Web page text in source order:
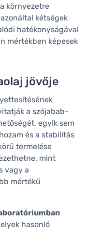
környezetre
kétségek
hatékonyságával
mértékben képesek
jövője
a szójabab-
egyik sem
és a stabilitás
termelése
mint
vagy a
mértékű
hasonló